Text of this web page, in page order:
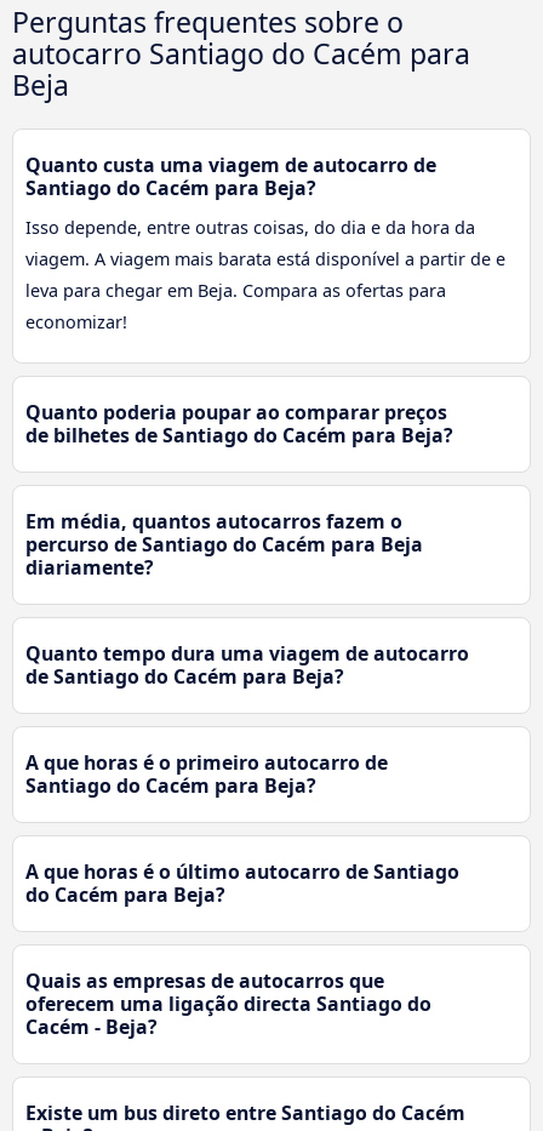
Perguntas frequentes sobre o
autocarro Santiago do Cacém para
Beja
Quanto custa uma viagem de autocarro de
Santiago do Cacém para Beja?
Isso depende, entre outras coisas, do dia e da hora da
viagem. A viagem mais barata está disponível a partir de e
leva para chegar em Beja. Compara as ofertas para
economizar!
Quanto poderia poupar ao comparar preços
de bilhetes de Santiago do Cacém para Beja?
Em média, quantos autocarros fazem o
percurso de Santiago do Cacém para Beja
diariamente?
Quanto tempo dura uma viagem de autocarro
de Santiago do Cacém para Beja?
A que horas é o primeiro autocarro de
Santiago do Cacém para Beja?
A que horas é o último autocarro de Santiago
do Cacém para Beja?
Quais as empresas de autocarros que
oferecem uma ligação directa Santiago do
Cacém - Beja?
Existe um bus direto entre Santiago do Cacém